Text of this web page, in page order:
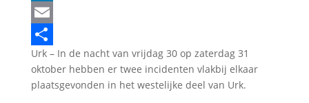
LinkedIn
Email
Delen
Urk – In de nacht van vrijdag 30 op zaterdag 31
oktober hebben er twee incidenten vlakbij elkaar
plaatsgevonden in het westelijke deel van Urk.